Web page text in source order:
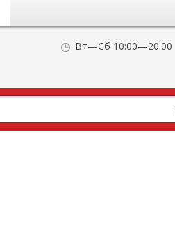
Вт—Сб 10:00—20:00